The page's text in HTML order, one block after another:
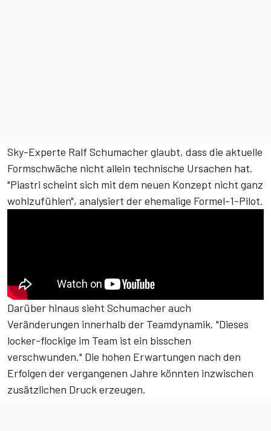
Sky-Experte Ralf Schumacher glaubt, dass die aktuelle
Formschwäche nicht allein technische Ursachen hat.
"Piastri scheint sich mit dem neuen Konzept nicht ganz
wohlzufühlen", analysiert der ehemalige Formel-1-Pilot.
Darüber hinaus sieht Schumacher auch
Veränderungen innerhalb der Teamdynamik. "Dieses
locker-flockige im Team ist ein bisschen
verschwunden." Die hohen Erwartungen nach den
Erfolgen der vergangenen Jahre könnten inzwischen
zusätzlichen Druck erzeugen.